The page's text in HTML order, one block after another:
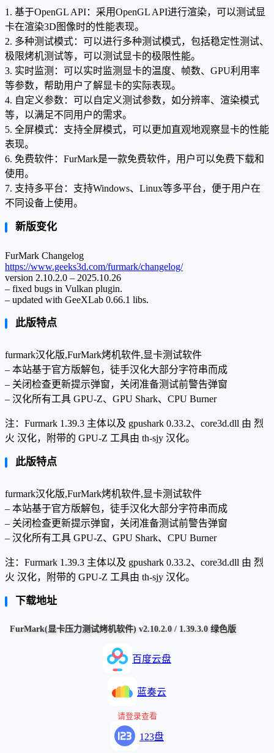
1. 基于OpenGL API：采用OpenGL API进行渲染，可以测试显
卡在渲染3D图像时的性能表现。
2. 多种测试模式：可以进行多种测试模式，包括稳定性测试、
极限烤机测试等，可以测试显卡的极限性能。
3. 实时监测：可以实时监测显卡的温度、帧数、GPU利用率
等参数，帮助用户了解显卡的实际表现。
4. 自定义参数：可以自定义测试参数，如分辨率、渲染模式
等，以满足不同用户的需求。
5. 全屏模式：支持全屏模式，可以更加直观地观察显卡的性能
表现。
6. 免费软件：FurMark是一款免费软件，用户可以免费下载和
使用。
7. 支持多平台：支持Windows、Linux等多平台，便于用户在
不同设备上使用。
新版变化
FurMark Changelog
https://www.geeks3d.com/furmark/changelog/
version 2.10.2.0 – 2025.10.26
– fixed bugs in Vulkan plugin.
– updated with GeeXLab 0.66.1 libs.
此版特点
furmark汉化版,FurMark烤机软件,显卡测试软件
– 本站基于官方版解包，徒手汉化大部分字符串而成
– 关闭检查更新提示弹窗，关闭准备测试前警告弹窗
– 汉化所有工具 GPU-Z、GPU Shark、CPU Burner
注：Furmark 1.39.3 主体以及 gpushark 0.33.2、core3d.dll 由 烈
火 汉化，附带的 GPU-Z 工具由 th-sjy 汉化。
此版特点
furmark汉化版,FurMark烤机软件,显卡测试软件
– 本站基于官方版解包，徒手汉化大部分字符串而成
– 关闭检查更新提示弹窗，关闭准备测试前警告弹窗
– 汉化所有工具 GPU-Z、GPU Shark、CPU Burner
注：Furmark 1.39.3 主体以及 gpushark 0.33.2、core3d.dll 由 烈
火 汉化，附带的 GPU-Z 工具由 th-sjy 汉化。
下载地址
FurMark(显卡压力测试烤机软件) v2.10.2.0 / 1.39.3.0 绿色版
百度云盘
蓝奏云
请登录查看
123盘